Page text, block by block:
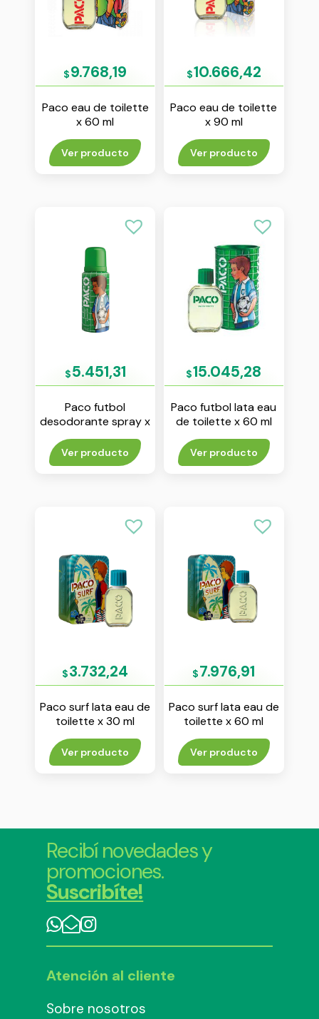
$9.768,19
Paco eau de toilette
x 60 ml
Ver producto
$10.666,42
Paco eau de toilette
x 90 ml
Ver producto
$5.451,31
Paco futbol
desodorante spray x
150 ml
Ver producto
$15.045,28
Paco futbol lata eau
de toilette x 60 ml
Ver producto
$3.732,24
Paco surf lata eau de
toilette x 30 ml
Ver producto
$7.976,91
Paco surf lata eau de
toilette x 60 ml
Ver producto
Recibí novedades y
promociones.
Suscribíte!
Atención al cliente
Sobre nosotros